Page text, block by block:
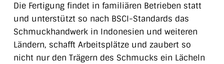
Die Fertigung findet in familiären Betrieben statt
und unterstützt so nach BSCI-Standards das
Schmuckhandwerk in Indonesien und weiteren
Ländern, schafft Arbeitsplätze und zaubert so
nicht nur den Trägern des Schmucks ein Lächeln